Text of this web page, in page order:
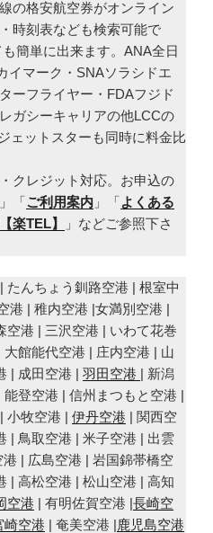
の格安航空券がオンライン
時刻表なども検索可能で
簡単に出来ます。ANA全日
イマーク・SNAソラシドエ
ーフライヤー・FDAフジド
ガシーキャリアの他LCCの
ェットスターも同時に料金比
クレジット対応。お申込の
」「ご利用案内 」「よくある
楽TEL】
」などご参照下さ
たんちょう釧路空港 | 根室中
港 | 稚内空港 |女満別空港 |
空港 | 三沢空港 | いわて花巻
大館能代空港 | 庄内空港 | 山
| 成田空港 | 羽田空港 | 新潟
登空港 | 信州まつもと空港 |
| 小牧空港 | 伊丹空港 | 関西空
| 鳥取空港 | 米子空港 | 出雲
| 広島空港 | 岩国錦帯橋空
| 高松空港 | 松山空港 | 高知
空港 | 有明佐賀空港 |長崎空
崎空港 | 奄美空港 |鹿児島空港